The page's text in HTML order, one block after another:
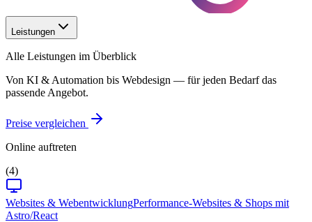
Leistungen
Alle Leistungen im Überblick
Von KI & Automation bis Webdesign — für jeden Bedarf das
passende Angebot.
Preise vergleichen
Online auftreten
(4)
Websites & WebentwicklungPerformance-Websites & Shops mit
Astro/React